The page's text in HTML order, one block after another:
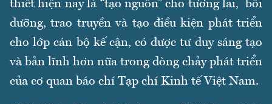
thiết hiện nay là “tạo nguồn” cho tương lai, bồi
dưỡng, trao truyền và tạo điều kiện phát triển
cho lớp cán bộ kế cận, có được tư duy sáng tạo
và bản lĩnh hơn nữa trong dòng chảy phát triển
của cơ quan báo chí Tạp chí Kinh tế Việt Nam.